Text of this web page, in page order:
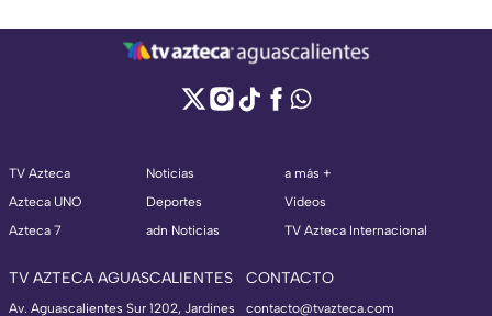
TV Azteca
Azteca UNO
Azteca 7
Noticias
Deportes
adn Noticias
a más +
Videos
TV Azteca Internacional
TV AZTECA AGUASCALIENTES
Av. Aguascalientes Sur 1202, Jardines
CONTACTO
contacto@tvazteca.com